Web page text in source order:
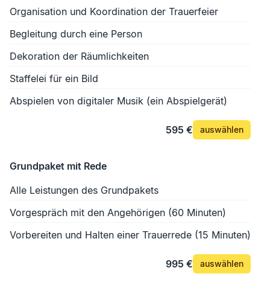
Organisation und Koordination der Trauerfeier
Begleitung durch eine Person
Dekoration der Räumlichkeiten
Staffelei für ein Bild
Abspielen von digitaler Musik (ein Abspielgerät)
595 € auswählen
Grundpaket mit Rede
Alle Leistungen des Grundpakets
Vorgespräch mit den Angehörigen (60 Minuten)
Vorbereiten und Halten einer Trauerrede (15 Minuten)
995 € auswählen